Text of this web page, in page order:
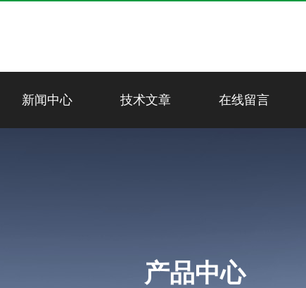
新闻中心 技术文章 在线留言
产品中心